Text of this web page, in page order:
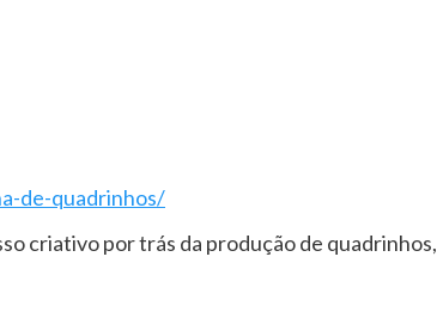
de-quadrinhos/
criativo por trás da produção de quadrinhos,